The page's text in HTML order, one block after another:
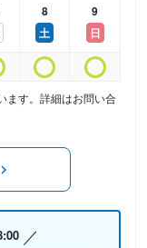
8
土
9
日
ます。詳細はお問い合